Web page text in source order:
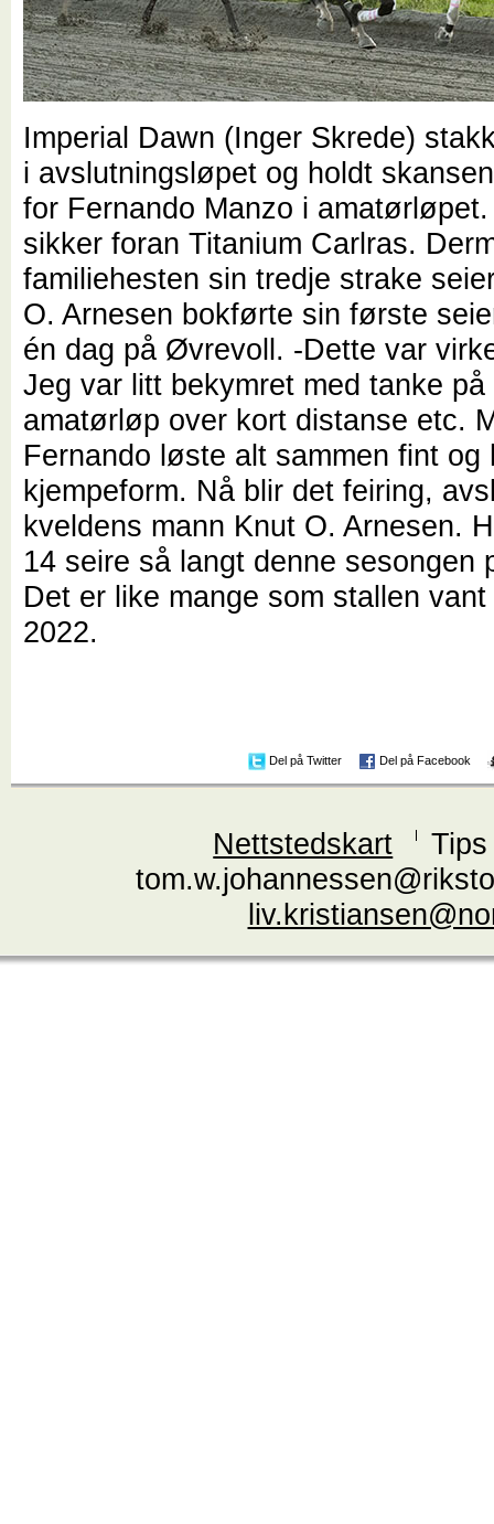
Imperial Dawn (Inger Skrede)
i avslutningsløpet og holdt
for Fernando Manzo i
sikker foran Titanium Carlras.
familiehesten sin tredje strake
O. Arnesen bokførte sin første
én dag på Øvrevoll. -Dette var
Jeg var litt bekymret med tanke
amatørløp over kort distanse etc.
Fernando løste alt sammen fint og
kjempeform. Nå blir det feiring,
kveldens mann Knut O. Arnesen.
14 seire så langt denne sesongen
Det er like mange som stallen
2022.
Del på Twitter Del på Facebook
Nettstedskart